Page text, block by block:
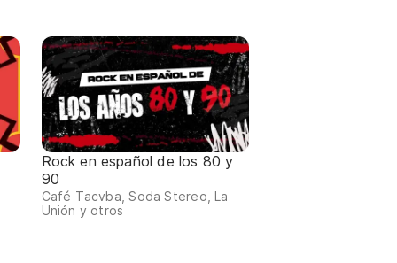
Rock en español de los 80 y
90
Café Tacvba, Soda Stereo, La
Unión y otros